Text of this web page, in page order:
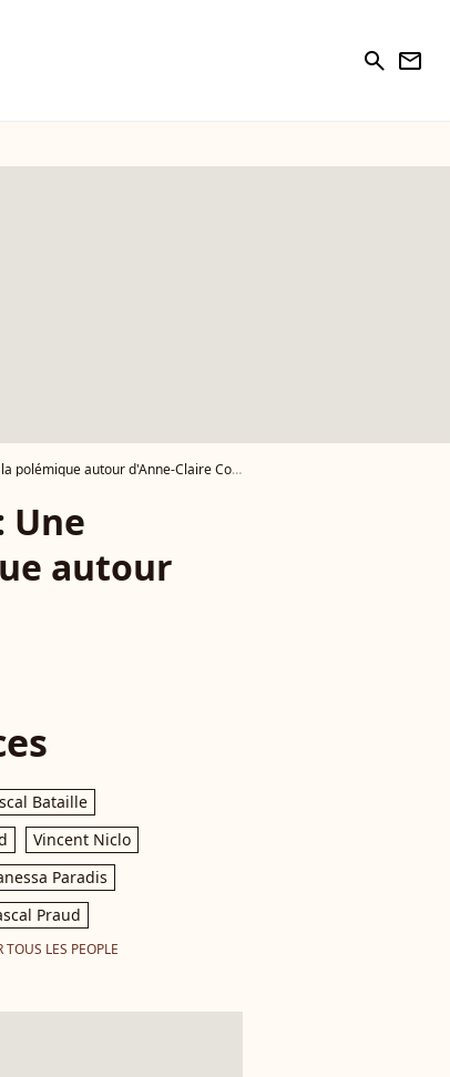
search newsletter
autour d'Anne-Claire Coudray
Une
autour
Bataille
Vincent Niclo
Paradis
Praud
TOUS LES PEOPLE